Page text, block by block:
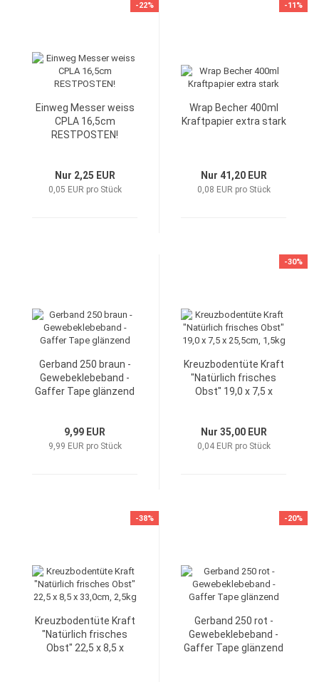
-22%
Einweg Messer weiss
CPLA 16,5cm
RESTPOSTEN!
Nur 2,25 EUR
0,05 EUR pro Stück
-11%
Wrap Becher 400ml
Kraftpapier extra stark
Nur 41,20 EUR
0,08 EUR pro Stück
Gerband 250 braun -
Gewebeklebeband -
Gaffer Tape glänzend
9,99 EUR
9,99 EUR pro Stück
-30%
Kreuzbodentüte Kraft
"Natürlich frisches
Obst" 19,0 x 7,5 x
Nur 35,00 EUR
0,04 EUR pro Stück
-38%
Kreuzbodentüte Kraft
"Natürlich frisches
Obst" 22,5 x 8,5 x
-20%
Gerband 250 rot -
Gewebeklebeband -
Gaffer Tape glänzend